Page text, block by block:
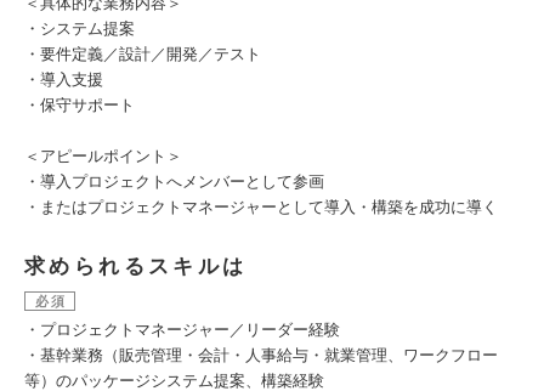
・システム提案
・要件定義／設計／開発／テスト
・導入支援
・保守サポート
＜アピールポイント＞
・導入プロジェクトへメンバーとして参画
・またはプロジェクトマネージャーとして導入・構築を成功に導く
求められるスキルは
必須
・プロジェクトマネージャー／リーダー経験
・基幹業務（販売管理・会計・人事給与・就業管理、ワークフロー
等）のパッケージシステム提案、構築経験